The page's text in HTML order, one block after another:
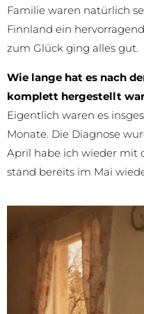
Familie waren natürlich
Finnland ein
zum Glück ging alles gut.
Wie lange hat es nach
komplett hergestellt
Eigentlich waren es
Monate. Die Diagnose
April habe ich wieder mit
stand bereits im Mai